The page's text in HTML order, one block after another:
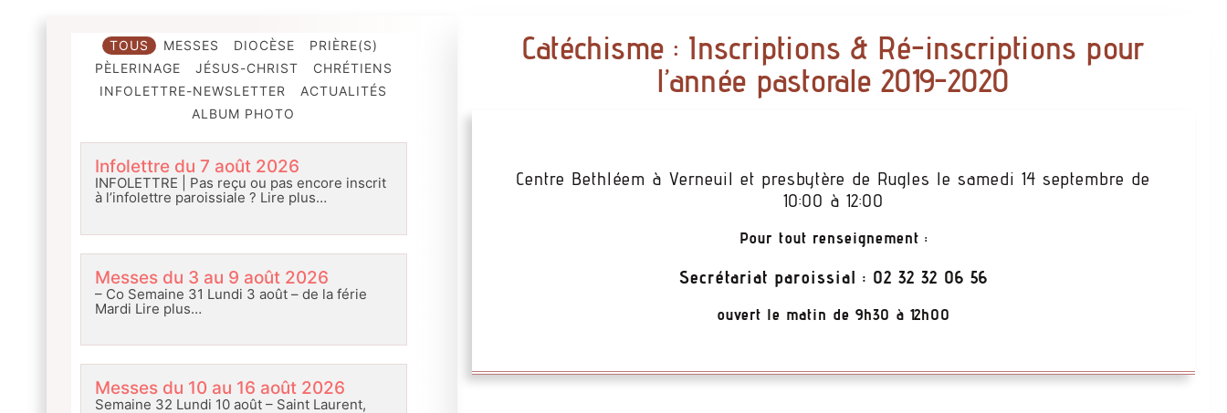
TOUS MESSES DIOCÈSE
PRIÈRE(S)
PÈLERINAGE
JÉSUS-CHRIST
CHRÉTIENS
INFOLETTRE-NEWSLETTER
ACTUALITÉS
ALBUM PHOTO
Infolettre du 7 août 2026
INFOLETTRE | Pas reçu ou pas encore inscrit
à l’infolettre paroissiale ? Lire plus…
Messes du 3 au 9 août 2026
– Co Semaine 31 Lundi 3 août – de la férie
Mardi Lire plus…
Messes du 10 au 16 août 2026
Semaine 32 Lundi 10 août – Saint Laurent,
Catéchisme : Inscriptions & Ré-inscriptions pour
l’année pastorale 2019-2020
Centre Bethléem à Verneuil et presbytère de Rugles le samedi 14 septembre de
10:00 à 12:00
Pour tout renseignement :
Secrétariat paroissial : 02 32 32 06 56
ouvert le matin de 9h30 à 12h00